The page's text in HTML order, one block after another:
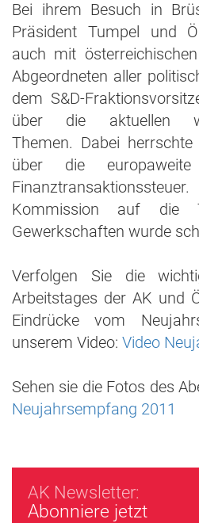
Bei ihrem Besuch in
Präsident Tumpel und
auch mit
Abgeordneten aller
dem S&D-
über die aktuellen
Themen. Dabei
über die
Kommission auf die
Gewerkschaften wurde
Verfolgen Sie die
Arbeitstages der AK und
Eindrücke vom
unserem Video: Video
Sehen sie die Fotos des
Neujahrsempfang 2011
AK Newsletter:
Abonniere jetzt